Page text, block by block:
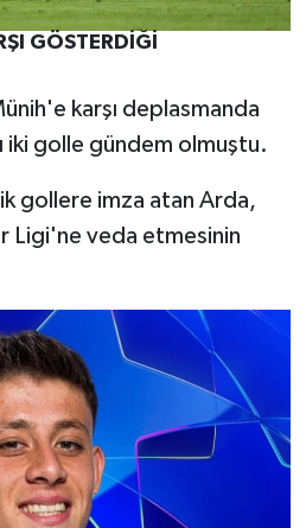
GÖSTERDİĞİ
karşı deplasmanda
iki golle gündem olmuştu.
gollere imza atan Arda,
Ligi'ne veda etmesinin